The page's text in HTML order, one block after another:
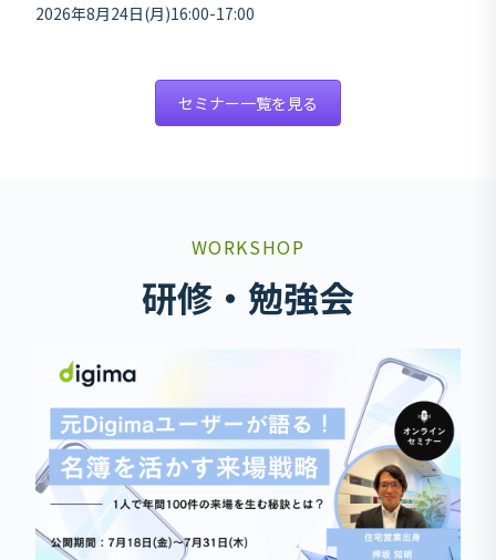
2026年8月24日(月)16:00-17:00
セミナー一覧を見る
WORKSHOP
研修・勉強会